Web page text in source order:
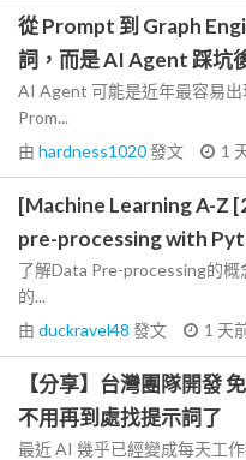
從 Prompt 到 Graph
詞，而是 AI Agent 踩坑
AI Agent 可能是近年最容易
Prom...
由 hardness1020發文 1
[Machine Learning A-Z
pre-processing with
了解Data Pre-processing的
的...
由 duckravel48 發文 1 天
【分享】台灣團隊開發
不用再到處找提示詞了
最近 AI 幾乎已經變成每天工